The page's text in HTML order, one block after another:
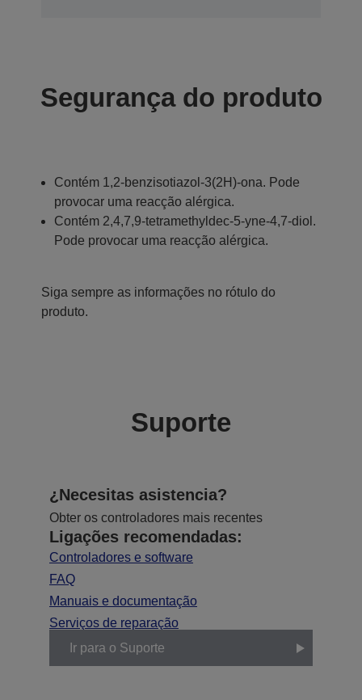
Segurança do produto
Contém 1,2-benzisotiazol-3(2H)-ona. Pode
provocar uma reacção alérgica.
Contém 2,4,7,9-tetramethyldec-5-yne-4,7-diol.
Pode provocar uma reacção alérgica.
Siga sempre as informações no rótulo do
produto.
Suporte
¿Necesitas asistencia?
Obter os controladores mais recentes
Ligações recomendadas:
Controladores e software
FAQ
Manuais e documentação
Serviços de reparação
Ir para o Suporte